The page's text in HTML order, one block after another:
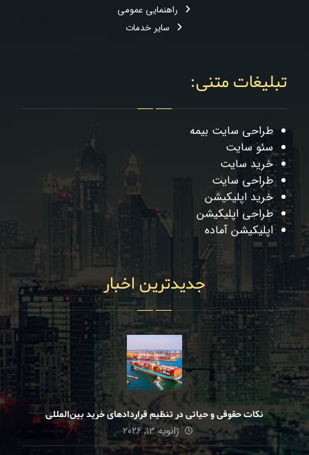
راهنمایی عمومی
سایر خدمات
تبلیغات متنی:
طراحی سایت بیمه
سئو سایت
خرید سایت
طراحی سایت
خرید اپلیکیشن
طراحی اپلیکیشن
اپلیکیشن آماده
جدیدترین اخبار
نکات حقوقی و حیاتی در تنظیم قراردادهای خرید بین‌المللی
ژانویه ۱۳, ۲۰۲۶